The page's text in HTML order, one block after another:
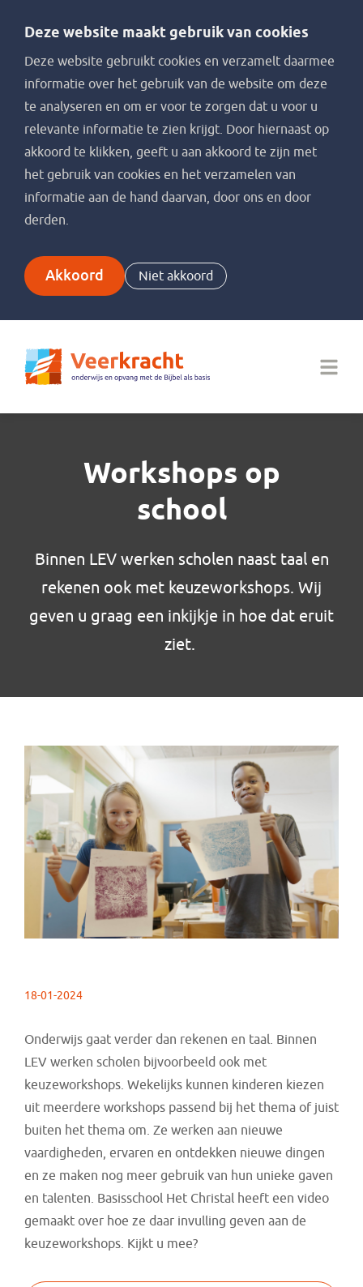
Deze website maakt gebruik van cookies
Deze website gebruikt cookies en verzamelt daarmee
informatie over het gebruik van de website om deze
te analyseren en om er voor te zorgen dat u voor u
relevante informatie te zien krijgt. Door hiernaast op
akkoord te klikken, geeft u aan akkoord te zijn met
het gebruik van cookies en het verzamelen van
informatie aan de hand daarvan, door ons en door
derden.
Akkoord Niet akkoord
Workshops op
school
Binnen LEV werken scholen naast taal en
rekenen ook met keuzeworkshops. Wij
geven u graag een inkijkje in hoe dat eruit
ziet.
18-01-2024
Onderwijs gaat verder dan rekenen en taal. Binnen
LEV werken scholen bijvoorbeeld ook met
keuzeworkshops. Wekelijks kunnen kinderen kiezen
uit meerdere workshops passend bij het thema of juist
buiten het thema om. Ze werken aan nieuwe
vaardigheden, ervaren en ontdekken nieuwe dingen
en ze maken nog meer gebruik van hun unieke gaven
en talenten. Basisschool Het Christal heeft een video
gemaakt over hoe ze daar invulling geven aan de
keuzeworkshops. Kijkt u mee?